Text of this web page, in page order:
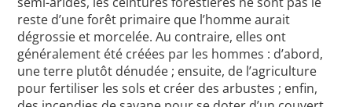
reste d’une forêt primaire que l’homme aurait
dégrossie et morcelée. Au contraire, elles ont
généralement été créées par les hommes : d’abord,
une terre plutôt dénudée ; ensuite, de l’agriculture
pour fertiliser les sols et créer des arbustes ; enfin,